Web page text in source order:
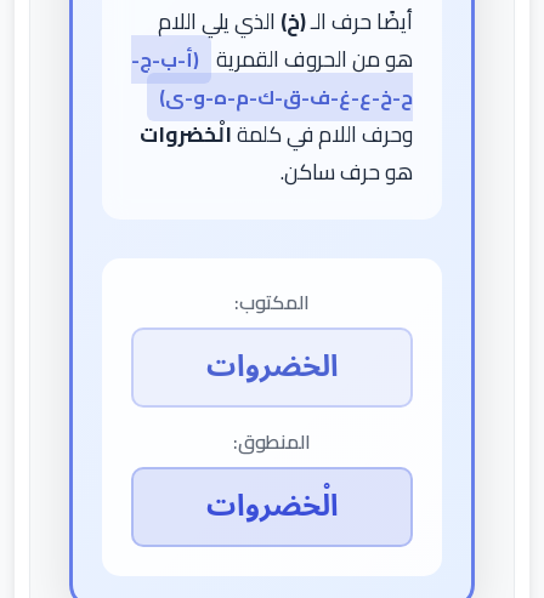
أيضًا حرف الـ(خ)الذي يلي اللام
هو من الحروف القمرية (أ-ب-ج-
ح-خ-ع-غ-ف-ق-ك-م-ه-و-ى)
وحرف اللام في كلمةالْخضروات
هو حرف ساكن.
المكتوب:
الخضروات
المنطوق:
الْخضروات